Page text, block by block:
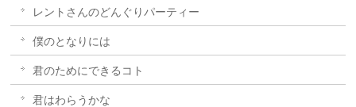
レントさんのどんぐりパーティー
僕のとなりには
君のためにできるコト
君はわらうかな